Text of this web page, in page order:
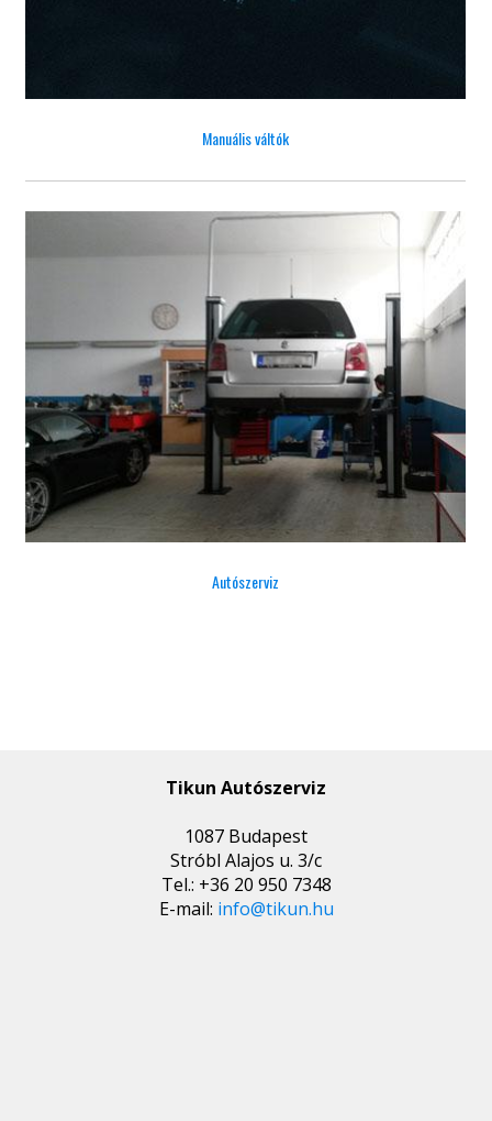
Manuális váltók
Autószerviz
Tikun Autószerviz
1087 Budapest
Stróbl Alajos u. 3/c
Tel.: +36 20 950 7348
E-mail: info@tikun.hu